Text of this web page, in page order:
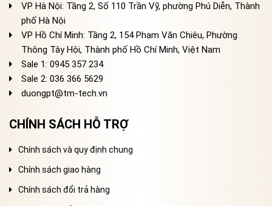
VP Hà Nội: Tầng 2, Số 110 Trần Vỹ, phường Phú Diễn, Thành
phố Hà Nội
VP Hồ Chí Minh: Tầng 2, 154 Phạm Văn Chiêu, Phường
Thông Tây Hội, Thành phố Hồ Chí Minh, Việt Nam
Sale 1: 0945 357 234
Sale 2: 036 366 5629
duongpt@tm-tech.vn
CHÍNH SÁCH HỖ TRỢ
Chính sách và quy định chung
Chính sách giao hàng
Chính sách đổi trả hàng